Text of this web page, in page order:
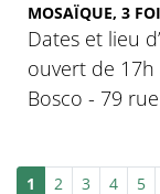
MOSAÏQUE, 3
Dates et lieu
ouvert de 17h
Bosco - 79
1 2 3 4 5